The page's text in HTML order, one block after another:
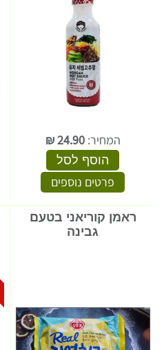
המחיר:24.90
₪
הוסף לסל
פרטים נוספים
ראמן קוריאני בטעם
גבינה